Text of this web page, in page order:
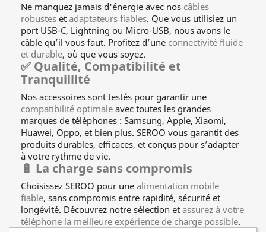
Ne manquez jamais d'énergie avec nos câbles
robustes et adaptateurs fiables. Que vous utilisiez un
port USB-C, Lightning ou Micro-USB, nous avons le
câble qu’il vous faut. Profitez d’une connectivité fluide
et durable, où que vous soyez.
✅ Qualité, Compatibilité et
Tranquillité
Nos accessoires sont testés pour garantir une
compatibilité optimale avec toutes les grandes
marques de téléphones : Samsung, Apple, Xiaomi,
Huawei, Oppo, et bien plus. SEROO vous garantit des
produits durables, efficaces, et conçus pour s’adapter
à votre rythme de vie.
🔋 La charge sans compromis
Choisissez SEROO pour une alimentation mobile
fiable, sans compromis entre rapidité, sécurité et
longévité. Découvrez notre sélection et assurez à votre
téléphone la meilleure expérience de charge possible.